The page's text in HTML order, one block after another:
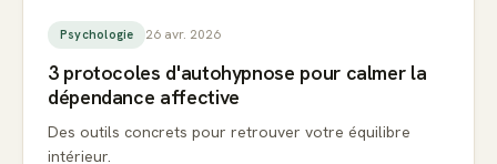
Psychologie 26 avr. 2026
3 protocoles d'autohypnose pour calmer la
dépendance affective
Des outils concrets pour retrouver votre équilibre
intérieur.